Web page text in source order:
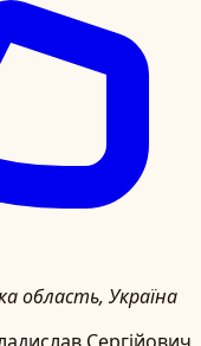
область, Україна
Сергійович